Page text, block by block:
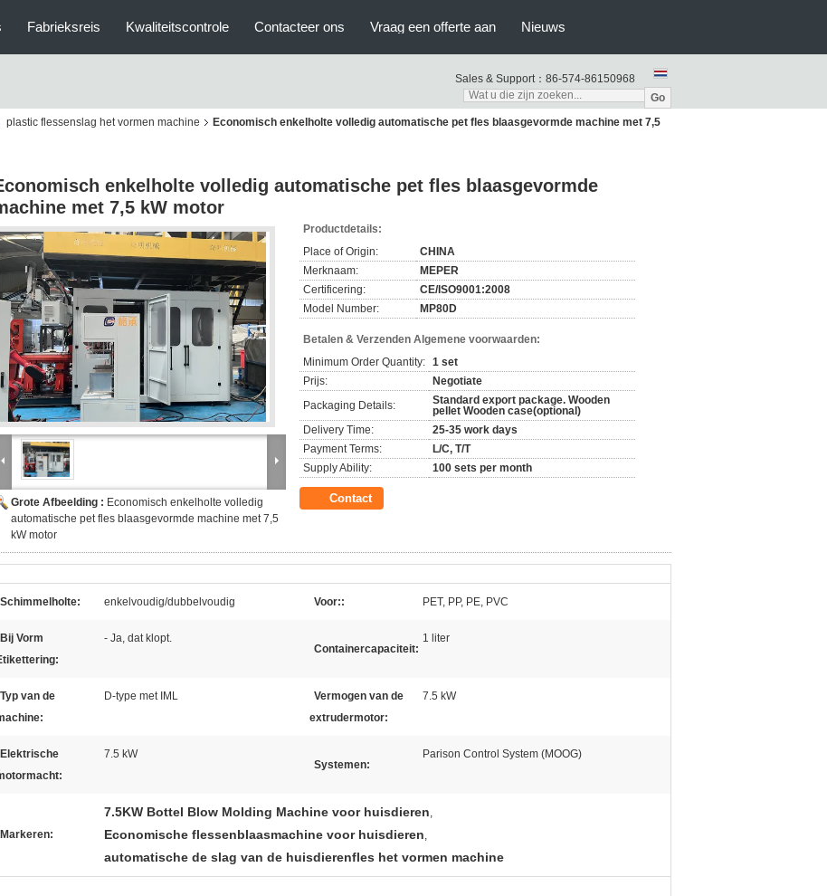
Fabrieksreis Kwaliteitscontrole Contacteer ons Vraag een offerte aan Nieuws
Sales & Support： 86-574-86150968
Go
plastic flessenslag het vormen machine Economisch enkelholte volledig automatische pet fles blaasgevormde machine met 7,5
enkelholte volledig automatische pet fles blaasgevormde
met 7,5 kW motor
Grote Afbeelding : Economisch enkelholte volledig
automatische pet fles blaasgevormde machine met 7,5
kW motor
Productdetails:
Place of Origin:
CHINA
Merknaam:
MEPER
Certificering:
CE/ISO9001:2008
Model Number:
MP80D
Betalen & Verzenden Algemene voorwaarden:
Minimum Order Quantity: 1 set
Prijs:
Negotiate
Packaging Details:
Standard export package. Wooden
pellet Wooden case(optional)
Delivery Time:
25-35 work days
Payment Terms:
L/C, T/T
Supply Ability:
100 sets per month
Contact
Schimmelholte: enkelvoudig/dubbelvoudig Voor:: PET, PP, PE, PVC
Bij Vorm
- Ja, dat klopt.
Containercapaciteit:
1 liter
Typ van de
D-type met IML
Vermogen van de
extrudermotor:
7.5 kW
Elektrische
7.5 kW
Systemen:
Parison Control System (MOOG)
Markeren:
7.5KW Bottel Blow Molding Machine voor huisdieren,
Economische flessenblaasmachine voor huisdieren,
automatische de slag van de huisdierenfles het vormen machine